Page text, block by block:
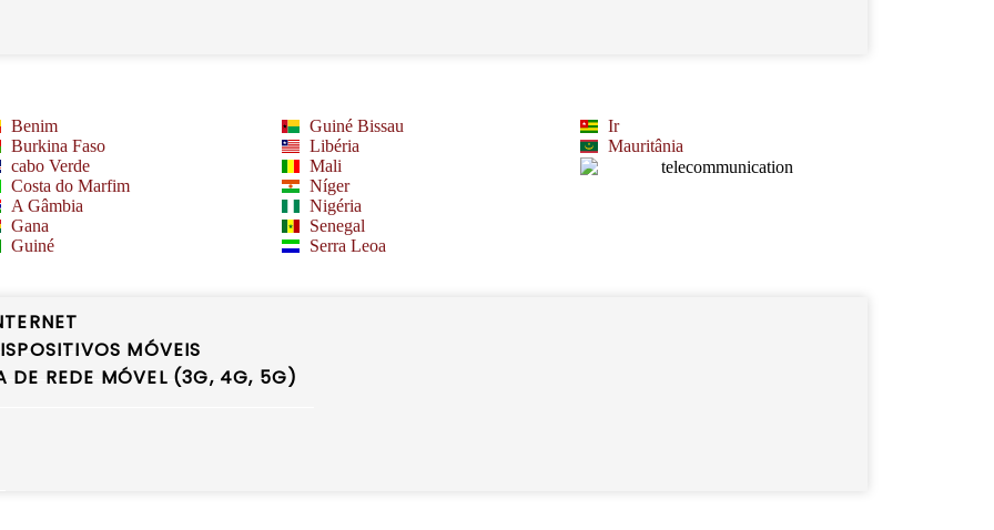
Benim
Burkina Faso
cabo Verde
Costa do Marfim
A Gâmbia
Gana
Guiné
Guiné Bissau
Libéria
Mali
Níger
Nigéria
Senegal
Serra Leoa
Ir
Mauritânia
MÓVEIS
DE REDE MÓVEL (3G, 4G, 5G)